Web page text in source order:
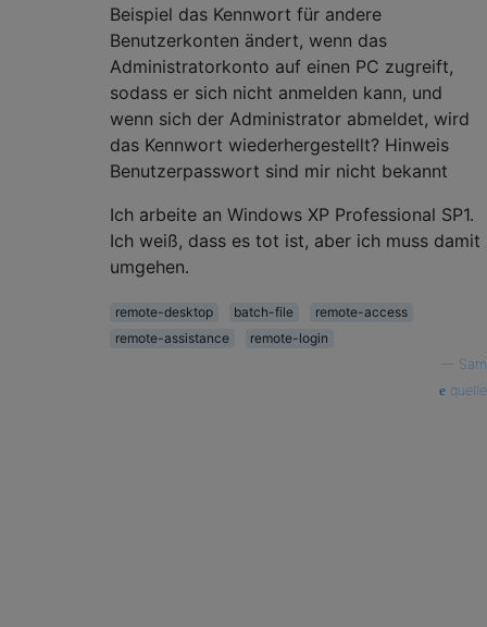
Beispiel das Kennwort für andere
Benutzerkonten ändert, wenn das
Administratorkonto auf einen PC zugreift,
sodass er sich nicht anmelden kann, und
wenn sich der Administrator abmeldet, wird
das Kennwort wiederhergestellt? Hinweis
Benutzerpasswort sind mir nicht bekannt
Ich arbeite an Windows XP Professional SP1.
Ich weiß, dass es tot ist, aber ich muss damit
umgehen.
remote-desktop batch-file
remote-access
remote-assistance
remote-login
Sam
quelle